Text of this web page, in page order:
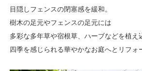
目隠しフェンスの閉塞感を緩和。
樹木の足元やフェンスの足元には
多彩な多年草や宿根草、ハーブなどを植え
四季を感じられる華やかなお庭へとリフォ